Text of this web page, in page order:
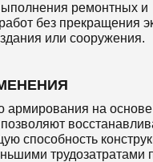
ремонтных и
без прекращения
или сооружения.
армирования на основе
способность
трудозатратами